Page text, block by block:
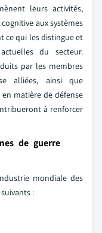
leurs activités,
aux systèmes
ce qui les distingue et
du secteur.
par les membres
alliées, ainsi que
matière de défense
à renforcer
de guerre
mondiale des
: